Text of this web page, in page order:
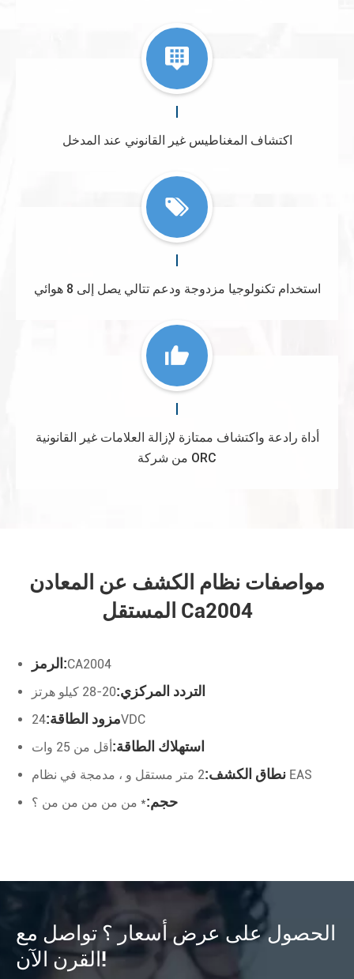
اكتشاف المغناطيس غير القانوني عند المدخل
استخدام تكنولوجيا مزدوجة ودعم تتالي يصل إلى 8 هوائي
أداة رادعة واكتشاف ممتازة لإزالة العلامات غير القانونية
من شركة ORC
مواصفات نظام الكشف عن المعادن
المستقل Ca2004
الرمز:CA2004
التردد المركزي:20-28 كيلو هرتز
مزود الطاقة:24VDC
استهلاك الطاقة:أقل من 25 وات
نطاق الكشف: 2 متر مستقل و ، مدمجة في نظام EAS
حجم:* من من من من من ؟
الحصول على عرض أسعار ؟ تواصل مع
القرن الآن!